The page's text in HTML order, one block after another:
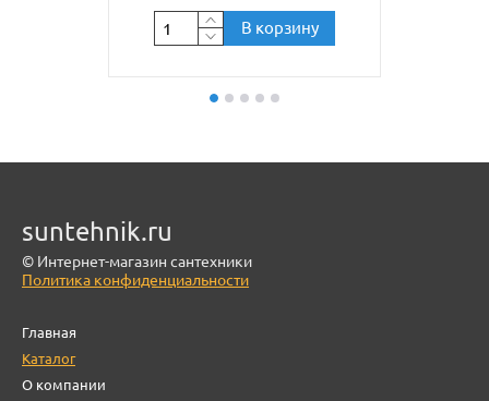
В корзину
suntehnik.ru
© Интернет-магазин сантехники
Политика конфиденциальности
Главная
Каталог
О компании